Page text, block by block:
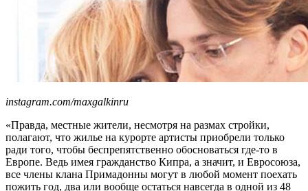
instagram.com/maxgalkinru
«Правда, местные жители, несмотря на размах стройки,
полагают, что жилье на курорте артисты приобрели только
ради того, чтобы беспрепятственно обосноваться где-то в
Европе. Ведь имея гражданство Кипра, а значит, и Евросоюза,
все члены клана Примадонны могут в любой момент поехать
пожить год, два или вообще остаться навсегда в одной из 48